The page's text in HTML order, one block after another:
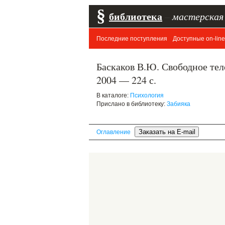
§ библиотека мастерская
Последние поступления Доступные on-line
Баскаков В.Ю. Свободное
2004 — 224 с.
В каталоге: Психология
Прислано в библиотеку: Забияка
Оглавление